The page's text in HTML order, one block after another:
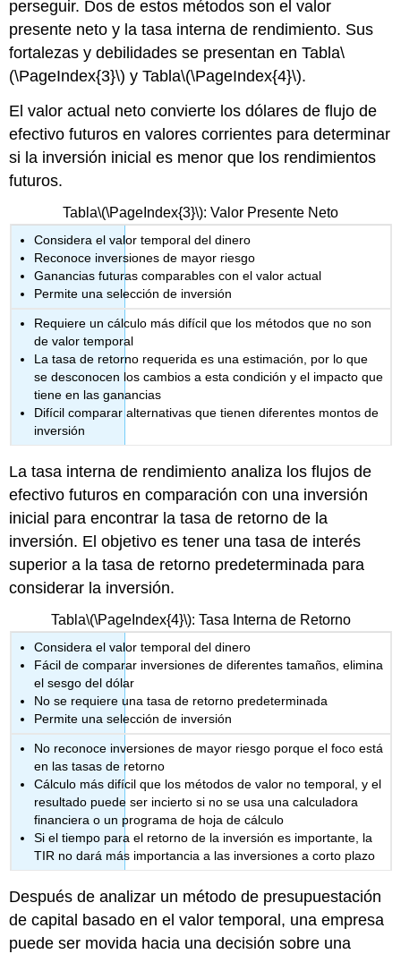
perseguir. Dos de estos métodos son el valor
presente neto y la tasa interna de rendimiento. Sus
fortalezas y debilidades se presentan en Tabla\
(\PageIndex{3}\) y Tabla\(\PageIndex{4}\).
El valor actual neto convierte los dólares de flujo de
efectivo futuros en valores corrientes para determinar
si la inversión inicial es menor que los rendimientos
futuros.
Tabla\(\PageIndex{3}\): Valor Presente Neto
Considera el valor temporal del dinero
Reconoce inversiones de mayor riesgo
Ganancias futuras comparables con el valor actual
Permite una selección de inversión
Requiere un cálculo más difícil que los métodos que no son
de valor temporal
La tasa de retorno requerida es una estimación, por lo que
se desconocen los cambios a esta condición y el impacto que
tiene en las ganancias
Difícil comparar alternativas que tienen diferentes montos de
inversión
La tasa interna de rendimiento analiza los flujos de
efectivo futuros en comparación con una inversión
inicial para encontrar la tasa de retorno de la
inversión. El objetivo es tener una tasa de interés
superior a la tasa de retorno predeterminada para
considerar la inversión.
Tabla\(\PageIndex{4}\): Tasa Interna de Retorno
Considera el valor temporal del dinero
Fácil de comparar inversiones de diferentes tamaños, elimina
el sesgo del dólar
No se requiere una tasa de retorno predeterminada
Permite una selección de inversión
No reconoce inversiones de mayor riesgo porque el foco está
en las tasas de retorno
Cálculo más difícil que los métodos de valor no temporal, y el
resultado puede ser incierto si no se usa una calculadora
financiera o un programa de hoja de cálculo
Si el tiempo para el retorno de la inversión es importante, la
TIR no dará más importancia a las inversiones a corto plazo
Después de analizar un método de presupuestación
de capital basado en el valor temporal, una empresa
puede ser movida hacia una decisión sobre una